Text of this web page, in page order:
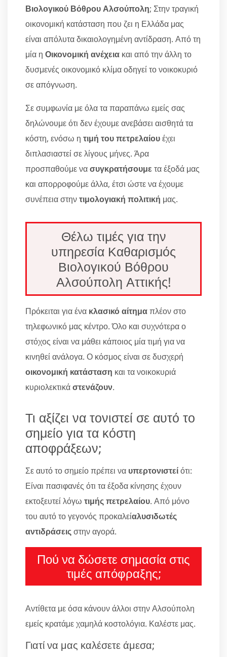
Βιολογικού Βόθρου Αλσούπολη; Στην τραγική
οικονομική κατάσταση που ζει η Ελλάδα μας
είναι απόλυτα δικαιολογημένη αντίδραση. Από τη
μία η Οικονομική ανέχεια και από την άλλη το
δυσμενές οικονομικό κλίμα οδηγεί το νοικοκυριό
σε απόγνωση.
Σε συμφωνία με όλα τα παραπάνω εμείς σας
δηλώνουμε ότι δεν έχουμε ανεβάσει αισθητά τα
κόστη, ενόσω η τιμή του πετρελαίουέχει
διπλασιαστεί σε λίγους μήνες. Άρα
προσπαθούμε νασυγκρατήσουμε τα έξοδά μας
και απορροφούμε άλλα, έτσι ώστε να έχουμε
συνέπεια στηντιμολογιακή πολιτική μας.
Θέλω τιμές για την
υπηρεσία Καθαρισμός
Βιολογικού Βόθρου
Αλσούπολη Αττικής!
Πρόκειται για ένα κλασικό αίτημαπλέον στο
τηλεφωνικό μας κέντρο. Όλο και συχνότερα ο
στόχος είναι να μάθει κάποιος μία τιμή για να
κινηθεί ανάλογα. Ο κόσμος είναι σε δυσχερή
οικονομική κατάσταση και τα νοικοκυριά
κυριολεκτικάστενάζουν.
Τι αξίζει να τονιστεί σε αυτό το
σημείο για τα κόστη
αποφράξεων;
Σε αυτό το σημείο πρέπει να υπερτονιστείότι:
Είναι πασιφανές ότι τα έξοδα κίνησης έχουν
εκτοξευτεί λόγω τιμής πετρελαίου. Από μόνο
του αυτό το γεγονός προκαλείαλυσιδωτές
αντιδράσειςστην αγορά.
Πού να δώσετε σημασία στις
τιμές απόφραξης;
Αντίθετα με όσα κάνουν άλλοι στην Αλσούπολη
εμείς κρατάμε χαμηλά κοστολόγια. Καλέστε μας.
Γιατί να μας καλέσετε άμεσα;